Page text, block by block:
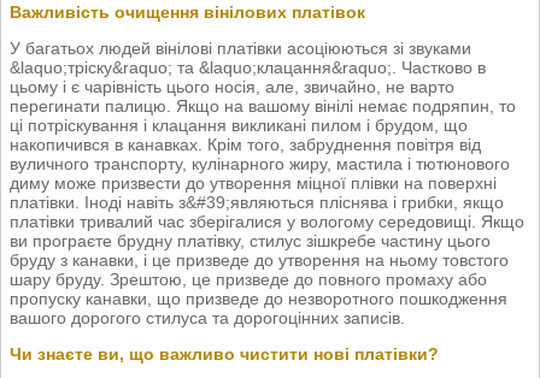
Важливість очищення вінілових платівок
У багатьох людей вінілові платівки асоціюються зі звуками
&laquo;тріску&raquo; та &laquo;клацання&raquo;. Частково в
цьому і є чарівність цього носія, але, звичайно, не варто
перегинати палицю. Якщо на вашому вінілі немає подряпин, то
ці потріскування і клацання викликані пилом і брудом, що
накопичився в канавках. Крім того, забруднення повітря від
вуличного транспорту, кулінарного жиру, мастила і тютюнового
диму може призвести до утворення міцної плівки на поверхні
платівки. Іноді навіть з&#39;являються пліснява і грибки, якщо
платівки тривалий час зберігалися у вологому середовищі. Якщо
ви програєте брудну платівку, стилус зішкребе частину цього
бруду з канавки, і це призведе до утворення на ньому товстого
шару бруду. Зрештою, це призведе до повного промаху або
пропуску канавки, що призведе до незворотного пошкодження
вашого дорогого стилуса та дорогоцінних записів.
Чи знаєте ви, що важливо чистити нові платівки?